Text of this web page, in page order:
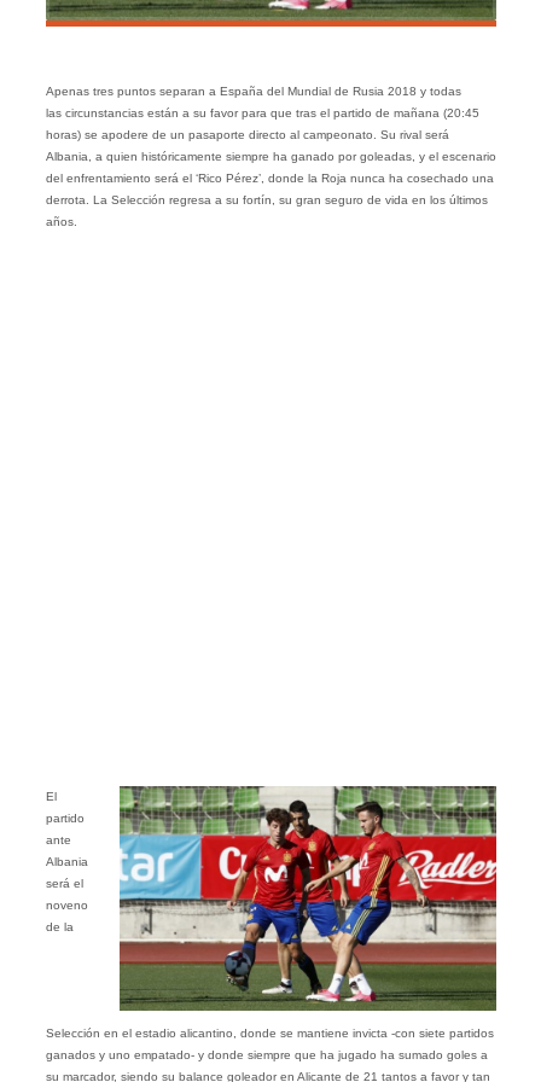
Apenas tres puntos separan a España del Mundial de Rusia 2018 y todas
las circunstancias están a su favor para que tras el partido de mañana (20:45
horas) se apodere de un pasaporte directo al campeonato. Su rival será
Albania, a quien históricamente siempre ha ganado por goleadas, y el escenario
del enfrentamiento será el ‘Rico Pérez’, donde la Roja nunca ha cosechado una
derrota. La Selección regresa a su fortín, su gran seguro de vida en los últimos
años.
El
partido
ante
Albania
será el
noveno
de la
Selección en el estadio alicantino, donde se mantiene invicta -con siete partidos
ganados y uno empatado- y donde siempre que ha jugado ha sumado goles a
su marcador, siendo su balance goleador en Alicante de 21 tantos a favor y tan